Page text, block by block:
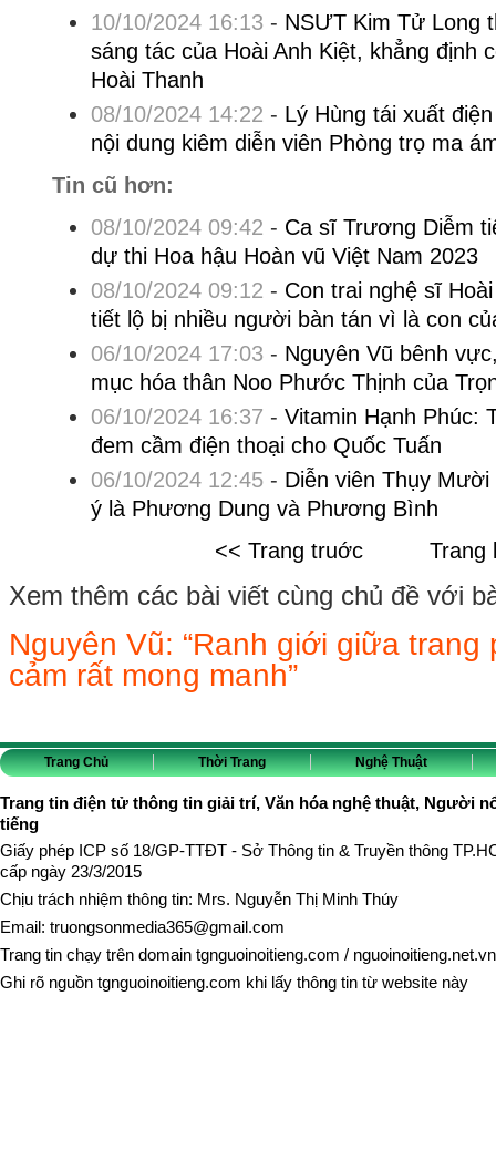
10/10/2024 16:13 - NSƯT Kim Tử Long
sáng tác của Hoài Anh Kiệt, khẳng định
Hoài Thanh
08/10/2024 14:22 - Lý Hùng tái xuất
nội dung kiêm diễn viên Phòng trọ ma
Tin cũ hơn:
08/10/2024 09:42 - Ca sĩ Trương Diễm
dự thi Hoa hậu Hoàn vũ Việt Nam 2023
08/10/2024 09:12 - Con trai nghệ sĩ
tiết lộ bị nhiều người bàn tán vì là con
06/10/2024 17:03 - Nguyên Vũ bênh
mục hóa thân Noo Phước Thịnh của
06/10/2024 16:37 - Vitamin Hạnh Phúc:
đem cầm điện thoại cho Quốc Tuấn
06/10/2024 12:45- Diễn viên Thụy
ý là Phương Dung và Phương Bình
<< Trang truớc
Trang
Xem thêm các bài viết cùng chủ đề với
Nguyên Vũ: “Ranh giới giữa trang
cảm rất mong manh”
Trang Chủ Thời Trang Nghệ Thuật
Trang tin điện tử thông tin giải trí, Văn hóa nghệ thuật, Người
tiếng
Giấy phép ICP số 18/GP-TTĐT - Sở Thông tin & Truyền thông
cấp ngày 23/3/2015
Chịu trách nhiệm thông tin: Mrs. Nguyễn Thị Minh Thúy
Email: truongsonmedia365@gmail.com
Trang tin chạy trên domain tgnguoinoitieng.com / nguoinoitieng.net.vn
Ghi rõ nguồn tgnguoinoitieng.com khi lấy thông tin từ website này